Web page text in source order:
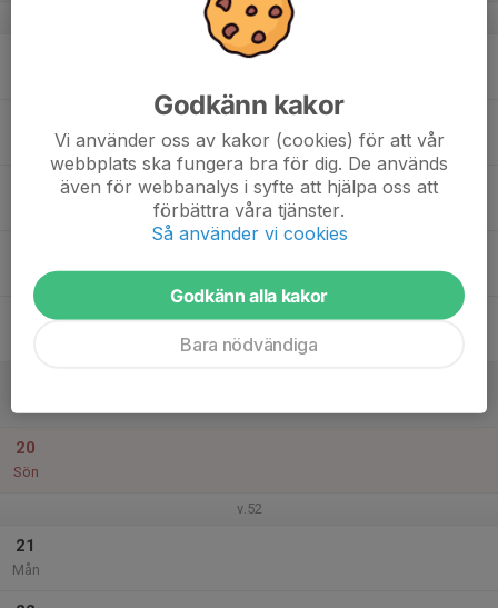
v.51
20
Sön
v.52
21
Mån
Godkänn kakor
Vi använder oss av kakor (cookies) för att vår
webbplats ska fungera bra för dig. De används
även för webbanalys i syfte att hjälpa oss att
förbättra våra tjänster.
Så använder vi cookies
Godkänn alla kakor
Bara nödvändiga